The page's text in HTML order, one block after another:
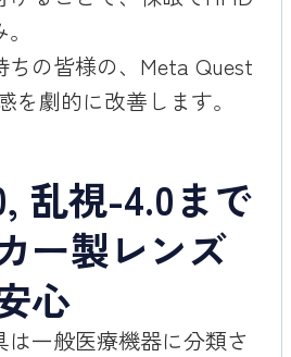
ちの皆様の、Meta Quest
を劇的に改善します。
乱視-4.0まで
ー製レンズ
心
一般医療機器に分類さ